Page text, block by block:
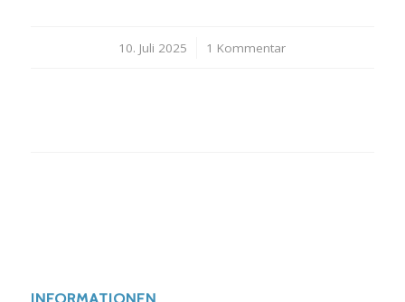
10. Juli 2025
/ 1 Kommentar